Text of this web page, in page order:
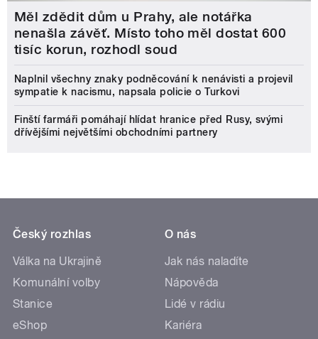
Měl zdědit dům u Prahy, ale notářka
nenašla závěť. Místo toho měl dostat 600
tisíc korun, rozhodl soud
Naplnil všechny znaky podněcování k nenávisti a projevil
sympatie k nacismu, napsala policie o Turkovi
Finští farmáři pomáhají hlídat hranice před Rusy, svými
dřívějšími největšími obchodními partnery
Český rozhlas
Válka na Ukrajině
Komunální volby
Stanice
eShop
O nás
Jak nás naladíte
Nápověda
Lidé v rádiu
Kariéra